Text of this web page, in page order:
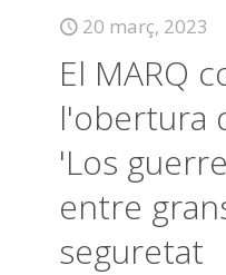
20 març, 2023
El MARQ
l'obertura
'Los
entre
seguretat